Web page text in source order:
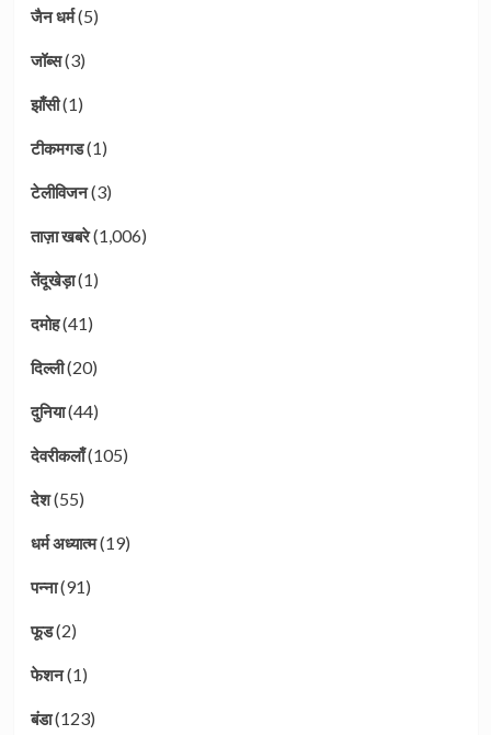
जैन धर्म(5)
जॉब्स(3)
झाँसी(1)
टीकमगड(1)
टेलीविजन(3)
ताज़ा खबरे(1,006)
तेंदूखेड़ा(1)
दमोह(41)
दिल्ली(20)
दुनिया(44)
देवरीकलाँ(105)
देश(55)
धर्म अध्यात्म(19)
पन्ना(91)
फूड(2)
फेशन(1)
बंडा(123)